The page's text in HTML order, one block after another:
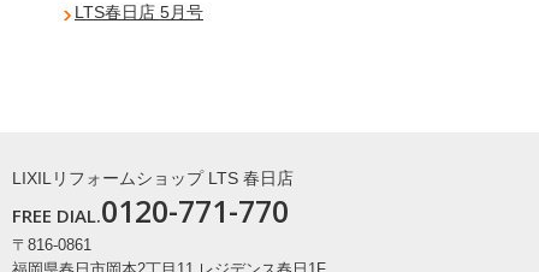
LTS春日店 5月号
LIXILリフォームショップ LTS 春日店
FREE DIAL.0120-771-770
〒816-0861